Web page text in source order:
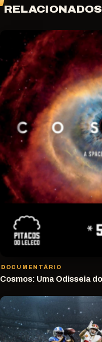
RELACIONADOS
DOCUMENTÁRIO
Cosmos: Uma Odisseia